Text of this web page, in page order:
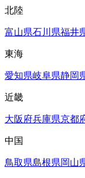
北陸
富山県石川県福井
東海
愛知県岐阜県静岡
近畿
大阪府兵庫県京都
中国
鳥取県島根県岡山